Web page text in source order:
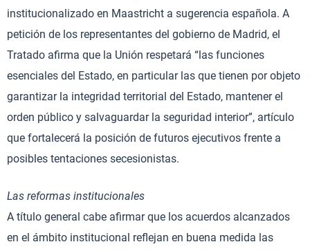
institucionalizado en Maastricht a sugerencia española. A
petición de los representantes del gobierno de Madrid, el
Tratado afirma que la Unión respetará “las funciones
esenciales del Estado, en particular las que tienen por objeto
garantizar la integridad territorial del Estado, mantener el
orden público y salvaguardar la seguridad interior”, artículo
que fortalecerá la posición de futuros ejecutivos frente a
posibles tentaciones secesionistas.
Las reformas institucionales
A título general cabe afirmar que los acuerdos alcanzados
en el ámbito institucional reflejan en buena medida las